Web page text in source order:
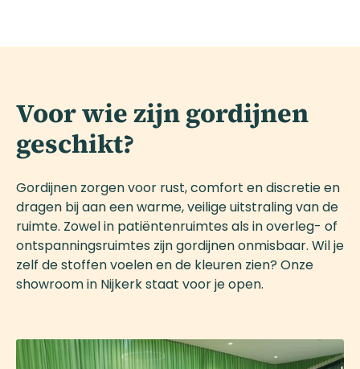
Voor wie zijn gordijnen
geschikt?
Gordijnen zorgen voor rust, comfort en discretie en
dragen bij aan een warme, veilige uitstraling van de
ruimte. Zowel in patiëntenruimtes als in overleg- of
ontspanningsruimtes zijn gordijnen onmisbaar. Wil je
zelf de stoffen voelen en de kleuren zien? Onze
showroom in Nijkerk staat voor je open.